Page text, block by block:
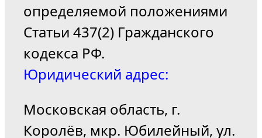
определяемой положениями
Статьи 437(2) Гражданского
кодекса РФ.
Юридический адрес:
Московская область, г.
Королёв, мкр. Юбилейный, ул.